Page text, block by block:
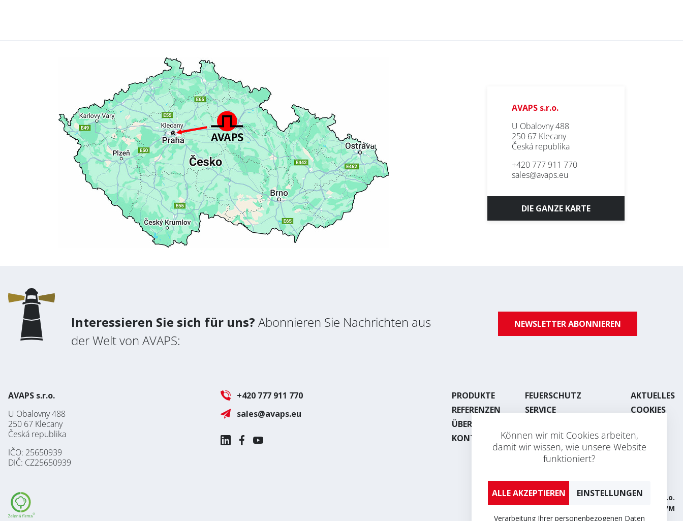
Können wir mit Cookies arbeiten,
damit wir wissen, wie unsere Website
funktioniert?
EINSTELLUNGEN
Verarbeitung Ihrer personenbezogenen Daten
AVAPS s.r.o.
U Obalovny 488
250 67 Klecany
Česká republika
+420 777 911 770
sales@avaps.eu
DIE GANZE KARTE
Interessieren Sie sich für uns? Abonnieren Sie Nachrichten aus
der Welt von AVAPS:
NEWSLETTER ABONNIEREN
AVAPS s.r.o.
U Obalovny 488
250 67 Klecany
Česká republika
IČO: 25650939
DIČ: CZ25650939
+420 777 911 770
sales@avaps.eu
PRODUKTE
REFERENZEN
ÜBER UNS
KONTAKT
FEUERSCHUTZ
SERVICE
BLECHBEARBEITUNG
AKTUELLES
COOKIES
2026 © AVAPS s.r.o.
UVM